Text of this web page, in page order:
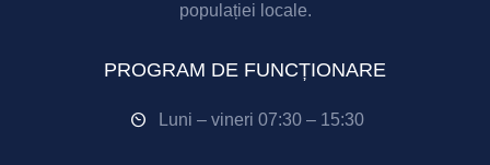
populației locale.
PROGRAM DE FUNCȚIONARE
Luni – vineri 07:30 – 15:30